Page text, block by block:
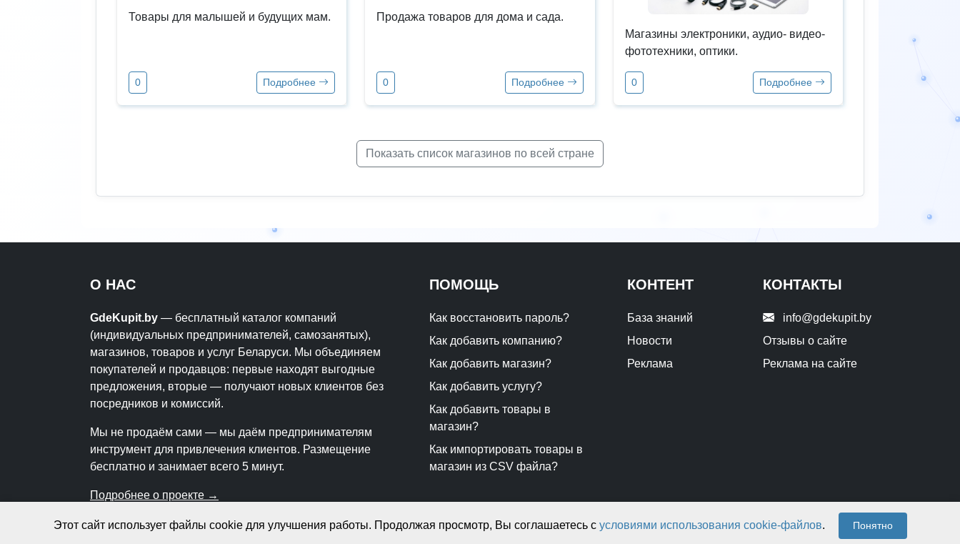
Товары для малышей и будущих мам.
0 Подробнее
Продажа товаров для дома и сада.
0 Подробнее
Магазины электроники, аудио- видео-
фототехники, оптики.
0 Подробнее
Показать список магазинов по всей стране
О НАС
GdeKupit.by — бесплатный каталог компаний
(индивидуальных предпринимателей, самозанятых),
магазинов, товаров и услуг Беларуси. Мы объединяем
покупателей и продавцов: первые находят выгодные
предложения, вторые — получают новых клиентов без
посредников и комиссий.
Мы не продаём сами — мы даём предпринимателям
инструмент для привлечения клиентов. Размещение
бесплатно и занимает всего 5 минут.
Подробнее о проекте →
ПОМОЩЬ
Как восстановить пароль?
Как добавить компанию?
Как добавить магазин?
Как добавить услугу?
Как добавить товары в
магазин?
Как импортировать товары в
магазин из CSV файла?
КОНТЕНТ
База знаний
Новости
Реклама
КОНТАКТЫ
info@gdekupit.by
Отзывы о сайте
Реклама на сайте
Этот сайт использует файлы cookie для улучшения работы. Продолжая просмотр, Вы соглашаетесь с условиями использования cookie-файлов. Понятно